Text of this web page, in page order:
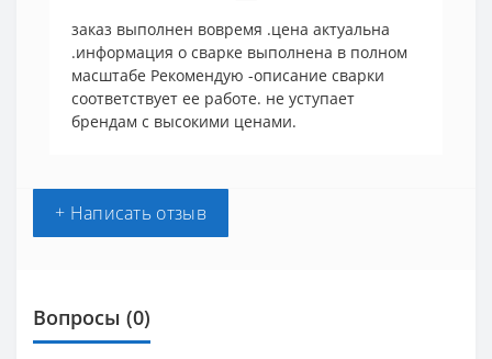
заказ выполнен вовремя .цена актуальна
.информация о сварке выполнена в полном
масштабе Рекомендую -описание сварки
соответствует ее работе. не уступает
брендам с высокими ценами.
+ Написать отзыв
Вопросы (0)